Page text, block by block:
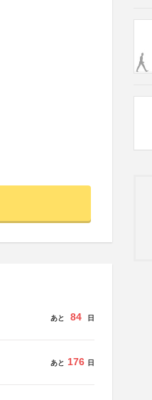
あと 84 日
あと 176 日